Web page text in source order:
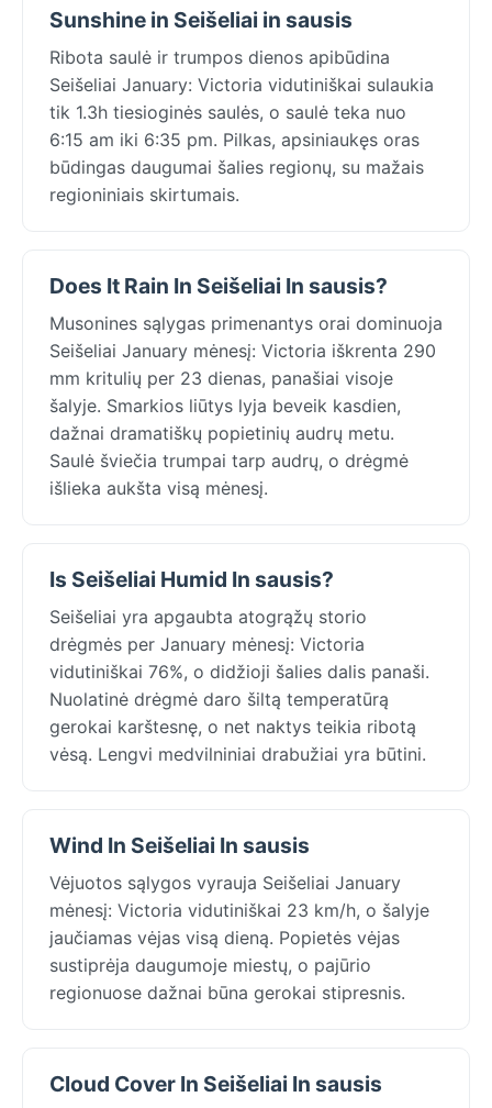
Sunshine in Seišeliai in sausis
Ribota saulė ir trumpos dienos apibūdina
Seišeliai January: Victoria vidutiniškai sulaukia
tik 1.3h tiesioginės saulės, o saulė teka nuo
6:15 am iki 6:35 pm. Pilkas, apsiniaukęs oras
būdingas daugumai šalies regionų, su mažais
regioniniais skirtumais.
Does It Rain In Seišeliai In sausis?
Musonines sąlygas primenantys orai dominuoja
Seišeliai January mėnesį: Victoria iškrenta 290
mm kritulių per 23 dienas, panašiai visoje
šalyje. Smarkios liūtys lyja beveik kasdien,
dažnai dramatiškų popietinių audrų metu.
Saulė šviečia trumpai tarp audrų, o drėgmė
išlieka aukšta visą mėnesį.
Is Seišeliai Humid In sausis?
Seišeliai yra apgaubta atogrąžų storio
drėgmės per January mėnesį: Victoria
vidutiniškai 76%, o didžioji šalies dalis panaši.
Nuolatinė drėgmė daro šiltą temperatūrą
gerokai karštesnę, o net naktys teikia ribotą
vėsą. Lengvi medvilniniai drabužiai yra būtini.
Wind In Seišeliai In sausis
Vėjuotos sąlygos vyrauja Seišeliai January
mėnesį: Victoria vidutiniškai 23 km/h, o šalyje
jaučiamas vėjas visą dieną. Popietės vėjas
sustiprėja daugumoje miestų, o pajūrio
regionuose dažnai būna gerokai stipresnis.
Cloud Cover In Seišeliai In sausis